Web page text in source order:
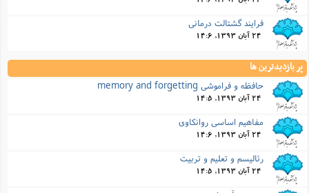
فرایند گشتالت درمانی
24 آبان 1393, 14:6
پر بازدیدترین ها
حافظه و فراموشی memory and forgetting
24 آبان 1393, 14:5
مفاهیم اساسی روانکاوی
24 آبان 1393, 14:6
رئالیسم و تعلیم و تربیت
24 آبان 1393, 14:5